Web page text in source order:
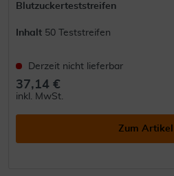
Blutzuckerteststreifen
Inhalt 50 Teststreifen
Derzeit nicht lieferbar
37,14 €
inkl. MwSt.
Zum Artikel